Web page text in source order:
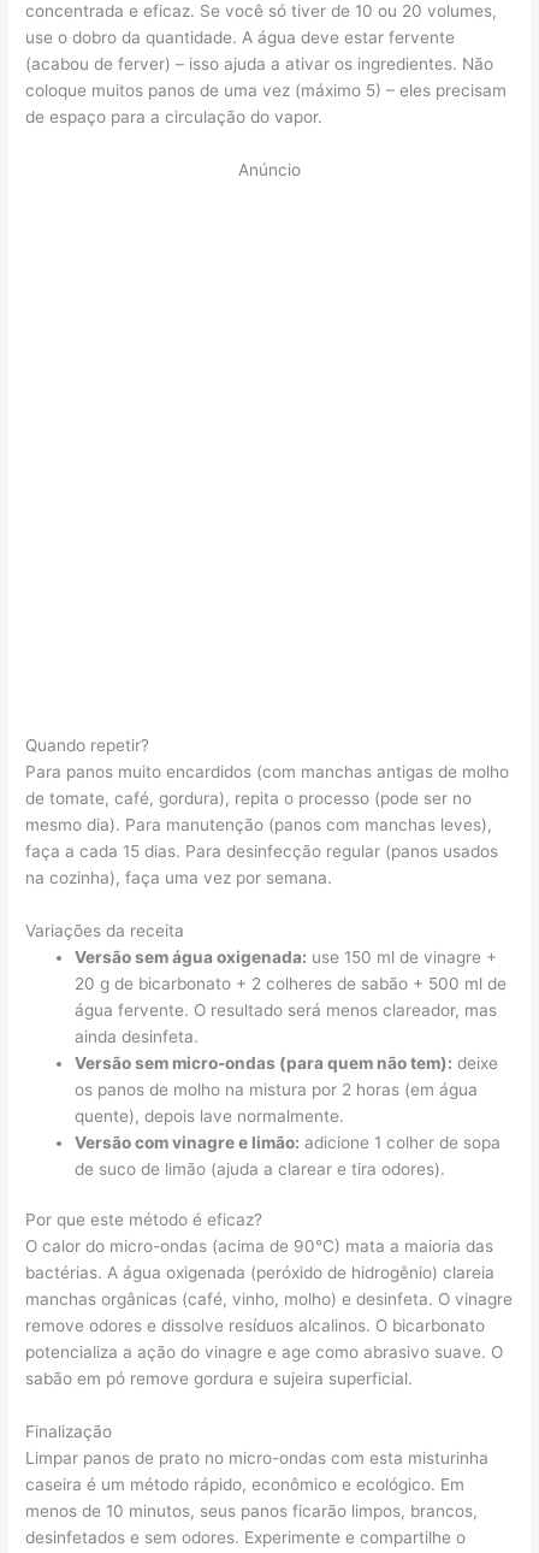
concentrada e eficaz. Se você só tiver de 10 ou 20 volumes,
use o dobro da quantidade. A água deve estar fervente
(acabou de ferver) – isso ajuda a ativar os ingredientes. Não
coloque muitos panos de uma vez (máximo 5) – eles precisam
de espaço para a circulação do vapor.
Anúncio
Quando repetir?
Para panos muito encardidos (com manchas antigas de molho
de tomate, café, gordura), repita o processo (pode ser no
mesmo dia). Para manutenção (panos com manchas leves),
faça a cada 15 dias. Para desinfecção regular (panos usados
na cozinha), faça uma vez por semana.
Variações da receita
Versão sem água oxigenada: use 150 ml de vinagre +
20 g de bicarbonato + 2 colheres de sabão + 500 ml de
água fervente. O resultado será menos clareador, mas
ainda desinfeta.
Versão sem micro-ondas (para quem não tem): deixe
os panos de molho na mistura por 2 horas (em água
quente), depois lave normalmente.
Versão com vinagre e limão: adicione 1 colher de sopa
de suco de limão (ajuda a clarear e tira odores).
Por que este método é eficaz?
O calor do micro-ondas (acima de 90°C) mata a maioria das
bactérias. A água oxigenada (peróxido de hidrogênio) clareia
manchas orgânicas (café, vinho, molho) e desinfeta. O vinagre
remove odores e dissolve resíduos alcalinos. O bicarbonato
potencializa a ação do vinagre e age como abrasivo suave. O
sabão em pó remove gordura e sujeira superficial.
Finalização
Limpar panos de prato no micro-ondas com esta misturinha
caseira é um método rápido, econômico e ecológico. Em
menos de 10 minutos, seus panos ficarão limpos, brancos,
desinfetados e sem odores. Experimente e compartilhe o